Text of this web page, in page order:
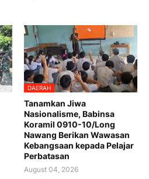
DAERAH
Tanamkan Jiwa
Nasionalisme, Babinsa
Koramil 0910-10/Long
Nawang Berikan Wawasan
Kebangsaan kepada Pelajar
Perbatasan
August 04, 2026